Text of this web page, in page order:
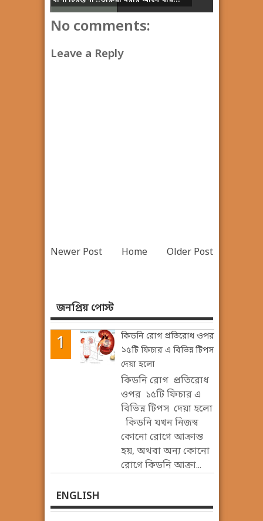
No comments:
Leave a Reply
Newer Post Older Post
Home
জনপ্রিয় পোস্ট
কিডনি রোগ প্রতিরোধ ওপর
১৫টি ফিচার এ বিভিন্ন টিপস
দেয়া হলো
কিডনি রোগ প্রতিরোধ
ওপর ১৫টি ফিচার এ
বিভিন্ন টিপস দেয়া হলো
কিডনি যখন নিজস্ব
কোনো রোগে আক্রান্ত
হয়, অথবা অন্য কোনো
রোগে কিডনি আক্রা...
ENGLISH